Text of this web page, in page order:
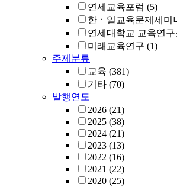
연세교육포럼 (5)
한ㆍ일교육문제세미
연세대학교 교육연
미래교육연구 (1)
주제분류
교육 (381)
기타 (70)
발행연도
2026 (21)
2025 (38)
2024 (21)
2023 (13)
2022 (16)
2021 (22)
2020 (25)